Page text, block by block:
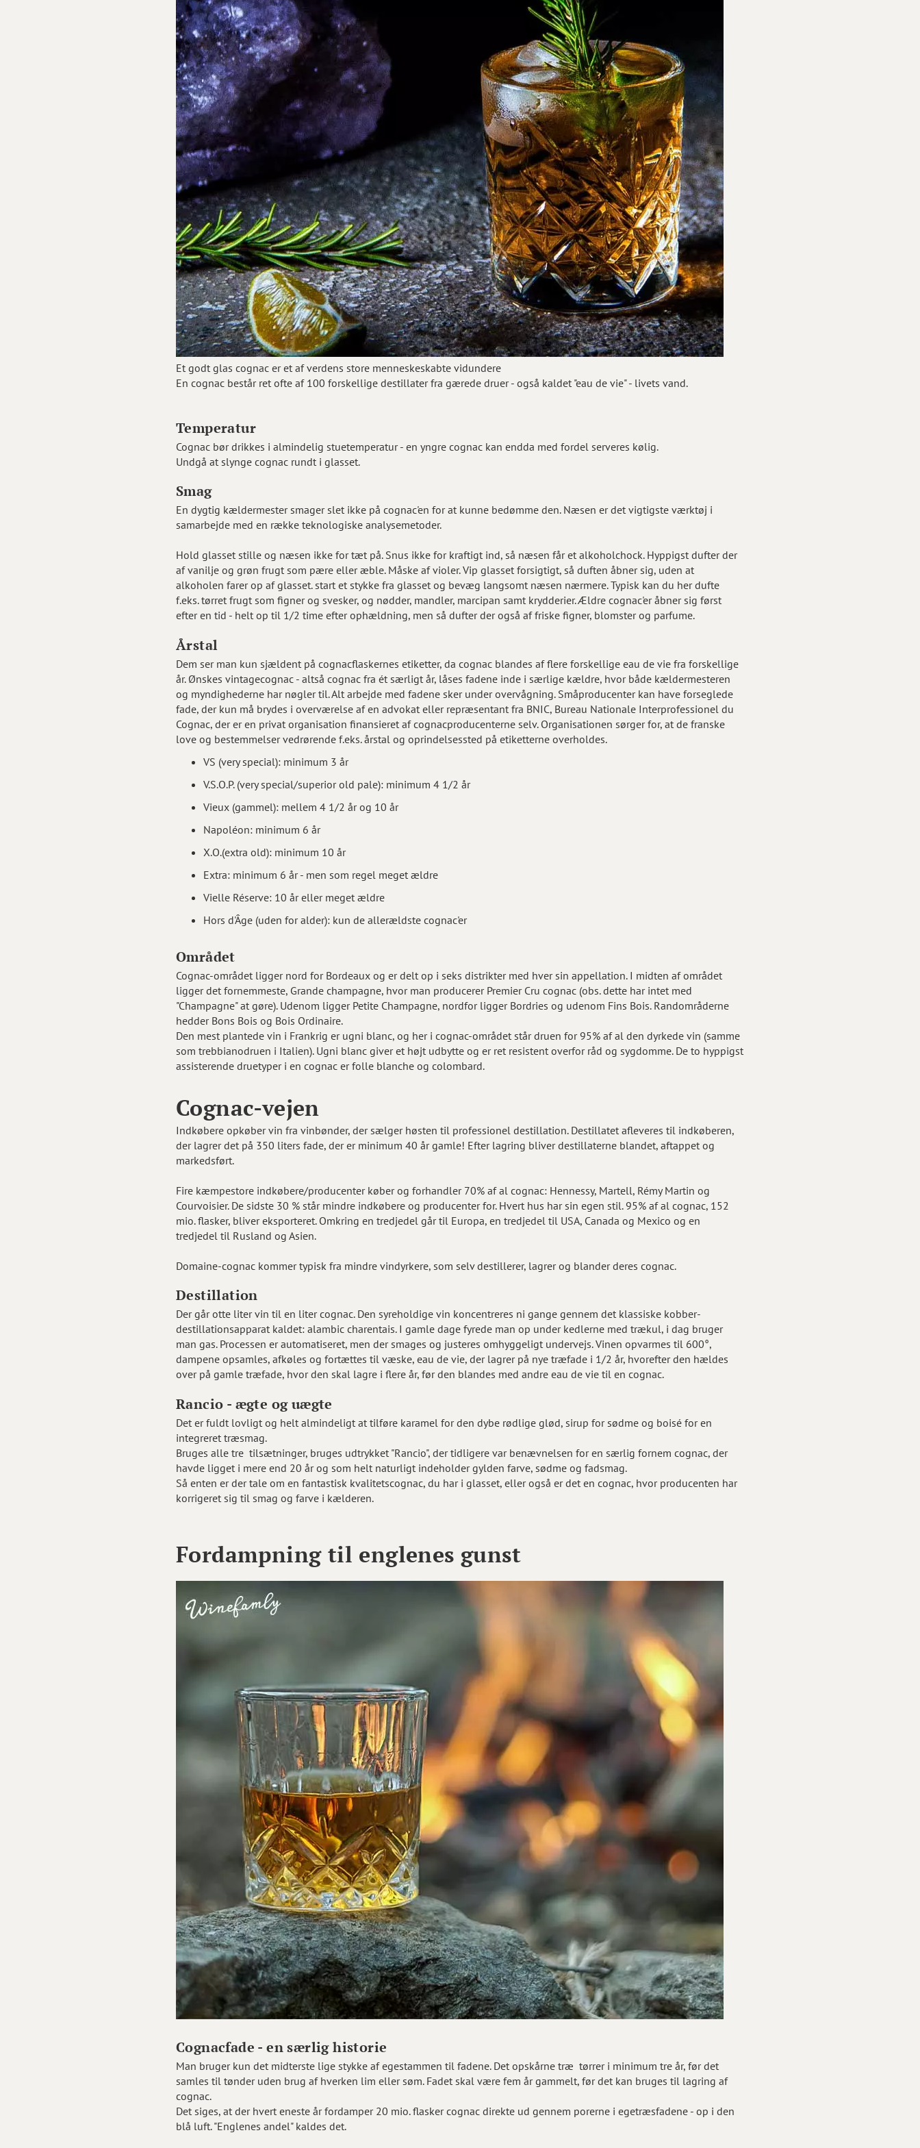
Et godt glas cognac er et af verdens store menneskeskabte vidundere
En cognac består ret ofte af 100 forskellige destillater fra gærede druer - også kaldet "eau de vie" - livets vand.
Temperatur
Cognac bør drikkes i almindelig stuetemperatur - en yngre cognac kan endda med fordel serveres kølig.
Undgå at slynge cognac rundt i glasset.
Smag
En dygtig kældermester smager slet ikke på cognac'en for at kunne bedømme den. Næsen er det vigtigste værktøj i
samarbejde med en række teknologiske analysemetoder.
Hold glasset stille og næsen ikke for tæt på. Snus ikke for kraftigt ind, så næsen får et alkoholchock. Hyppigst dufter der
af vanilje og grøn frugt som pære eller æble. Måske af violer. Vip glasset forsigtigt, så duften åbner sig, uden at
alkoholen farer op af glasset. start et stykke fra glasset og bevæg langsomt næsen nærmere. Typisk kan du her dufte
f.eks. tørret frugt som figner og svesker, og nødder, mandler, marcipan samt krydderier. Ældre cognac'er åbner sig først
efter en tid - helt op til 1/2 time efter ophældning, men så dufter der også af friske figner, blomster og parfume.
Årstal
Dem ser man kun sjældent på cognacflaskernes etiketter, da cognac blandes af flere forskellige eau de vie fra forskellige
år. Ønskes vintagecognac - altså cognac fra ét særligt år, låses fadene inde i særlige kældre, hvor både kældermesteren
og myndighederne har nøgler til. Alt arbejde med fadene sker under overvågning. Småproducenter kan have forseglede
fade, der kun må brydes i overværelse af en advokat eller repræsentant fra BNIC, Bureau Nationale Interprofessionel du
Cognac, der er en privat organisation finansieret af cognacproducenterne selv. Organisationen sørger for, at de franske
love og bestemmelser vedrørende f.eks. årstal og oprindelsessted på etiketterne overholdes.
VS (very special): minimum 3 år
V.S.O.P. (very special/superior old pale): minimum 4 1/2 år
Vieux (gammel): mellem 4 1/2 år og 10 år
Napoléon: minimum 6 år
X.O.(extra old): minimum 10 år
Extra: minimum 6 år - men som regel meget ældre
Vielle Réserve: 10 år eller meget ældre
Hors d'Âge (uden for alder): kun de allerældste cognac'er
Området
Cognac-området ligger nord for Bordeaux og er delt op i seks distrikter med hver sin appellation. I midten af området
ligger det fornemmeste, Grande champagne, hvor man producerer Premier Cru cognac (obs. dette har intet med
"Champagne" at gøre). Udenom ligger Petite Champagne, nordfor ligger Bordries og udenom Fins Bois. Randområderne
hedder Bons Bois og Bois Ordinaire.
Den mest plantede vin i Frankrig er ugni blanc, og her i cognac-området står druen for 95% af al den dyrkede vin (samme
som trebbianodruen i Italien). Ugni blanc giver et højt udbytte og er ret resistent overfor råd og sygdomme. De to hyppigst
assisterende druetyper i en cognac er folle blanche og colombard.
Cognac-vejen
Indkøbere opkøber vin fra vinbønder, der sælger høsten til professionel destillation. Destillatet afleveres til indkøberen,
der lagrer det på 350 liters fade, der er minimum 40 år gamle! Efter lagring bliver destillaterne blandet, aftappet og
markedsført.
Fire kæmpestore indkøbere/producenter køber og forhandler 70% af al cognac: Hennessy, Martell, Rémy Martin og
Courvoisier. De sidste 30 % står mindre indkøbere og producenter for. Hvert hus har sin egen stil. 95% af al cognac, 152
mio. flasker, bliver eksporteret. Omkring en tredjedel går til Europa, en tredjedel til USA, Canada og Mexico og en
tredjedel til Rusland og Asien.
Domaine-cognac kommer typisk fra mindre vindyrkere, som selv destillerer, lagrer og blander deres cognac.
Destillation
Der går otte liter vin til en liter cognac. Den syreholdige vin koncentreres ni gange gennem det klassiske kobber-
destillationsapparat kaldet: alambic charentais. I gamle dage fyrede man op under kedlerne med trækul, i dag bruger
man gas. Processen er automatiseret, men der smages og justeres omhyggeligt undervejs. Vinen opvarmes til 600°,
dampene opsamles, afkøles og fortættes til væske, eau de vie, der lagrer på nye træfade i 1/2 år, hvorefter den hældes
over på gamle træfade, hvor den skal lagre i flere år, før den blandes med andre eau de vie til en cognac.
Rancio - ægte og uægte
Det er fuldt lovligt og helt almindeligt at tilføre karamel for den dybe rødlige glød, sirup for sødme og boisé for en
integreret træsmag.
Bruges alle tre tilsætninger, bruges udtrykket "Rancio", der tidligere var benævnelsen for en særlig fornem cognac, der
havde ligget i mere end 20 år og som helt naturligt indeholder gylden farve, sødme og fadsmag.
Så enten er der tale om en fantastisk kvalitetscognac, du har i glasset, eller også er det en cognac, hvor producenten har
korrigeret sig til smag og farve i kælderen.
Fordampning til englenes gunst
Cognacfade - en særlig historie
Man bruger kun det midterste lige stykke af egestammen til fadene. Det opskårne træ tørrer i minimum tre år, før det
samles til tønder uden brug af hverken lim eller søm. Fadet skal være fem år gammelt, før det kan bruges til lagring af
cognac.
Det siges, at der hvert eneste år fordamper 20 mio. flasker cognac direkte ud gennem porerne i egetræsfadene - op i den
blå luft. "Englenes andel" kaldes det.